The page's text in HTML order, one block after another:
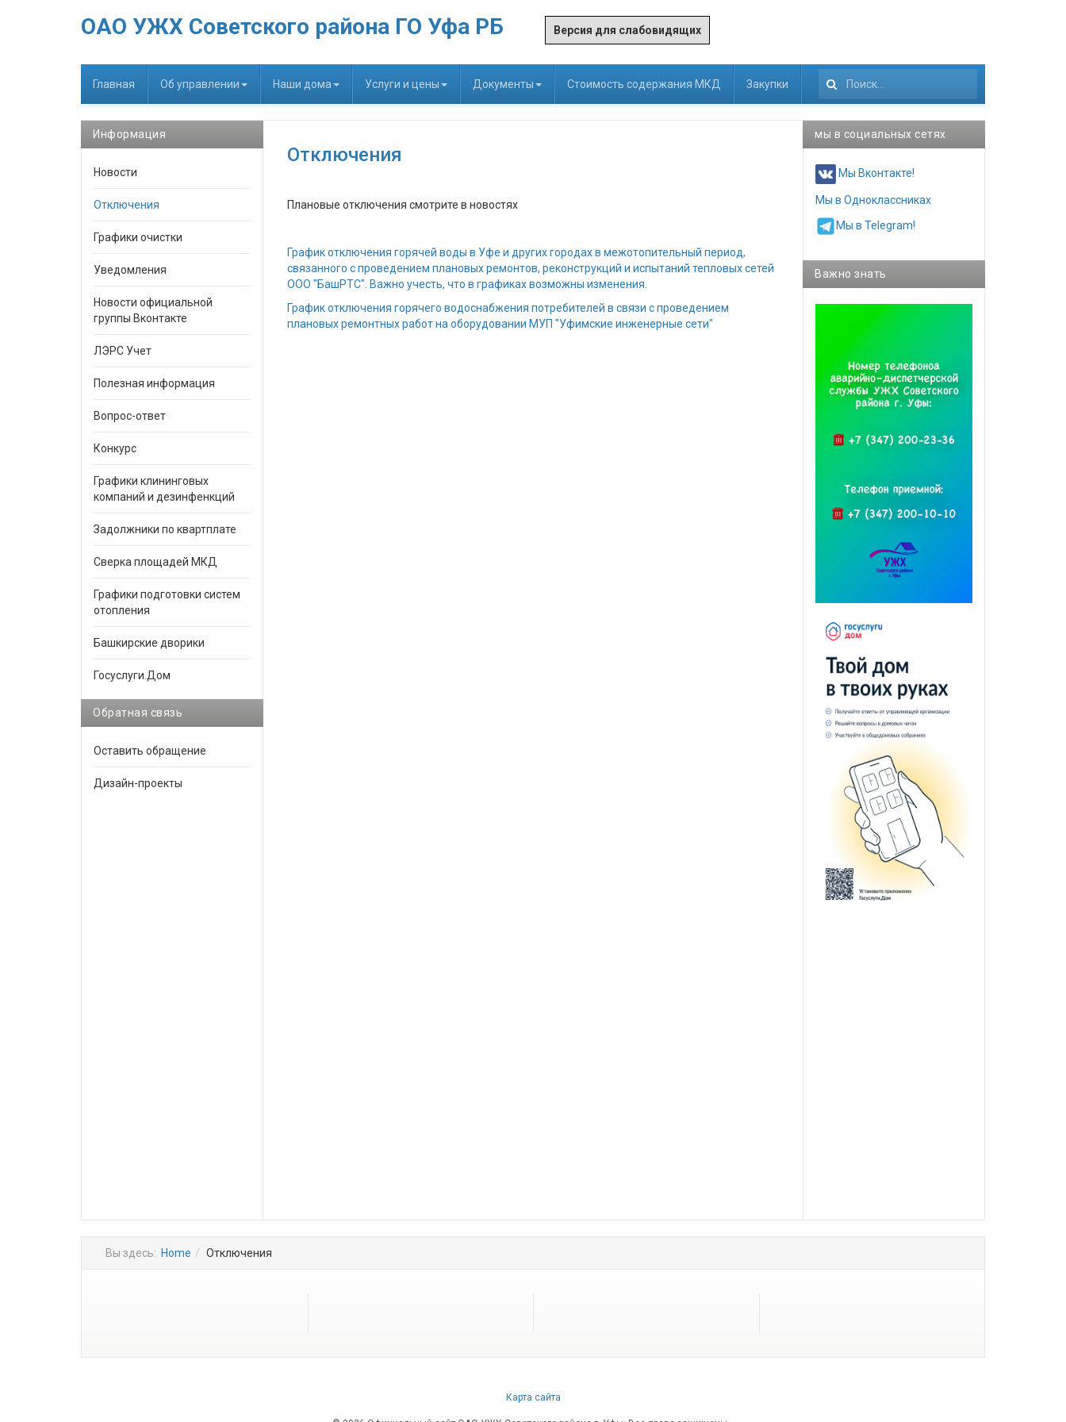
ОАО УЖХ Советского района ГО Уфа РБ Версия для слабовидящих
Главная Об управлении Наши дома Услуги и цены Документы Стоимость содержания МКД Закупки Искать...
Отключения
Плановые отключения смотрите в новостях
График отключения горячей воды в Уфе и других городах в межотопительный период,
связанного с проведением плановых ремонтов, реконструкций и испытаний тепловых сетей
ООО "БашРТС". Важно учесть, что в графиках возможны изменения.
График отключения горячего водоснабжения потребителей в связи с проведением
плановых ремонтных работ на оборудовании МУП "Уфимские инженерные сети"
Информация
Новости
Отключения
Графики очистки
Уведомления
Новости официальной
группы Вконтакте
ЛЭРС Учет
Полезная информация
Вопрос-ответ
Конкурс
Графики клининговых
компаний и дезинфенкций
Задолжники по квартплате
Сверка площадей МКД
Графики подготовки систем
отопления
Башкирские дворики
Госуслуги.Дом
Обратная связь
Оставить обращение
Дизайн-проекты
мы в социальных сетях
Мы Вконтакте!
Мы в Одноклассниках
Мы в Telegram!
Важно знать
Вы здесь: Home Отключения
Карта сайта